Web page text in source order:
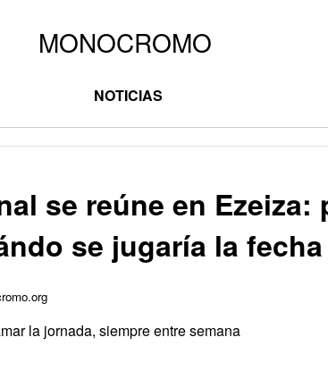
NOTICIAS
se reúne en Ezeiza:
se jugaría la fecha
la jornada, siempre entre semana